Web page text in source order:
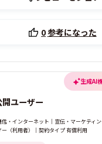
0参考になった
生成AI
開ユーザー
信・インターネット｜宣伝・マーケティン
ー（利用者）｜契約タイプ 有償利用